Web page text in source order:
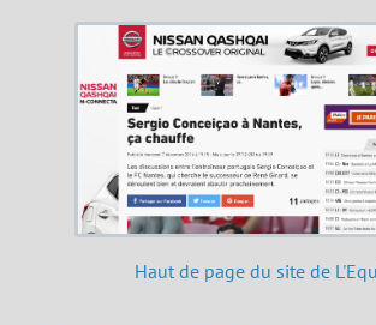
Haut de page du site de